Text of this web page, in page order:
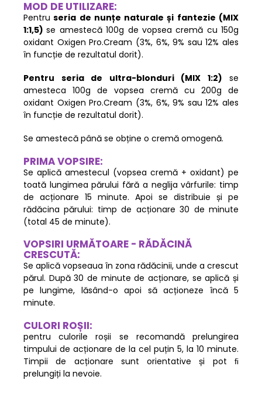
MOD DE UTILIZARE:
Pentru seria de nunțe naturale și fantezie (MIX
1:1,5) se amestecă 100g de vopsea cremă cu 150g
oxidant Oxigen Pro.Cream (3%, 6%, 9% sau 12% ales
în funcție de rezultatul dorit).
Pentru seria de ultra-blonduri (MIX 1:2) se
amesteca 100g de vopsea cremă cu 200g de
oxidant Oxigen Pro.Cream (3%, 6%, 9% sau 12% ales
în funcție de rezultatul dorit).
Se amestecă până se obține o cremă omogenă.
PRIMA VOPSIRE:
Se aplică amestecul (vopsea cremă + oxidant) pe
toată lungimea părului fără a neglija vârfurile: timp
de acționare 15 minute. Apoi se distribuie și pe
rădăcina părului: timp de acționare 30 de minute
(total 45 de minute).
VOPSIRI URMĂTOARE - RĂDĂCINĂ
CRESCUTĂ:
Se aplică vopseaua în zona rădăcinii, unde a crescut
părul. După 30 de minute de acționare, se aplică și
pe lungime, lăsând-o apoi să acționeze încă 5
minute.
CULORI ROȘII:
pentru culorile roșii se recomandă prelungirea
timpului de acționare de la cel puțin 5, la 10 minute.
Timpii de acționare sunt orientative și pot ﬁ
prelungiți la nevoie.